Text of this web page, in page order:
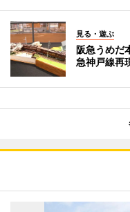
見る・遊ぶ
阪急うめだ
急神戸線再